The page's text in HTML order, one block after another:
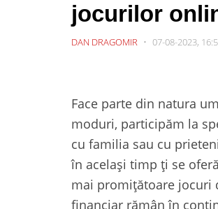
jocurilor
DAN DRAGOMIR 07-08-2023,
Face parte din natura
moduri, participăm la
cu familia sau cu
în același timp ți se
mai promițătoare jocuri
financiar rămân în